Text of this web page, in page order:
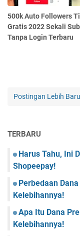
500k Auto Followers
Gratis 2022 Sekali
Tanpa Login Terbaru
Postingan Lebih Baru
TERBARU
Harus Tahu, Ini
Shopeepay!
Perbedaan
Kelebihannya!
Apa Itu Dana
Kelebihannya!